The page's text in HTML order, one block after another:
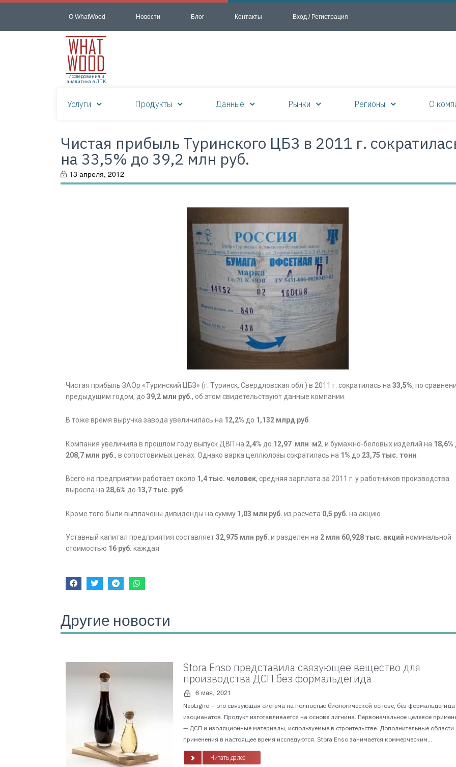
О WhatWood Новости Блог Контакты Вход / Регистрация
Исследования и
аналитика в ЛПК
Услуги Продукты Данные Рынки Регионы О
Чистая прибыль Туринского ЦБЗ в 2011 г.
на 33,5% до 39,2 млн руб.
13 апреля, 2012
Чистая прибыль ЗАОр «Туринский ЦБЗ» (г. Туринск, Свердловская обл.) в 2011 г. сократилась на 33,5%, по
предыдущим годом, до 39,2 млн руб., об этом свидетельствуют данные компании.
В тоже время выручка завода увеличилась на 12,2% до 1,132 млрд руб.
Компания увеличила в прошлом году выпуск ДВП на 2,4% до 12,97 млн м2. и бумажно-беловых изделий на 18,6%
208,7 млн руб., в сопостовимых ценах. Однако варка целлюлозы сократилась на 1% до 23,75 тыс. тонн
Всего на предприятии работает около 1,4 тыс. человек, средняя зарплата за 2011 г. у работников производства
выросла на 28,6% до 13,7 тыс. руб.
Кроме того были выплачены дивиденды на сумму 1,03 млн руб. из расчета 0,5 руб. на акцию.
Уставный капитал предприятия составляет32,975 млн руб. и разделен на 2 млн 60,928 тыс. акций номинальной
стоимостью 16 руб. каждая.
Другие новости
Stora Enso представила связующее вещество для
производства ДСП без формальдегида
6 мая, 2021
NeoLigno — это связующая система на полностью биологической основе, без формальдегида
изоцианатов. Продукт изготавливается на основе лигнина. Первоначальное целевое
— ДСП и изоляционные материалы, используемые в строительстве. Дополнительные области
применения в настоящее время исследуются. Stora Enso занимается коммерческим...
Читать далее